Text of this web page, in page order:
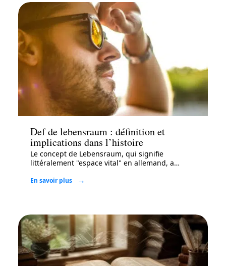
Def de lebensraum : définition et
implications dans l’histoire
Le concept de Lebensraum, qui signifie
littéralement "espace vital" en allemand, a…
En savoir plus